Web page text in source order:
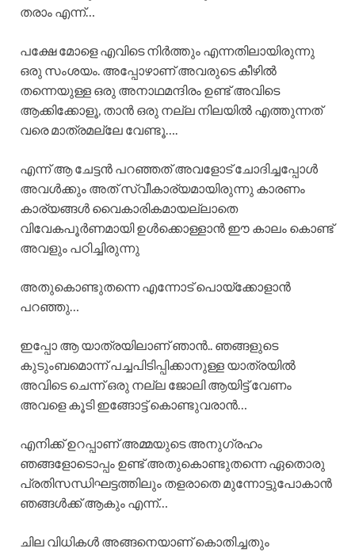
തരാം എന്ന്…
പക്ഷേ മോളെ എവിടെ നിർത്തും എന്നതിലായിരുന്നു
ഒരു സംശയം. അപ്പോഴാണ് അവരുടെ കീഴിൽ
തന്നെയുള്ള ഒരു അനാഥമന്ദിരം ഉണ്ട് അവിടെ
ആക്കിക്കോളൂ, താൻ ഒരു നല്ല നിലയിൽ എത്തുന്നത്
വരെ മാത്രമല്ലേ വേണ്ടൂ….
എന്ന് ആ ചേട്ടൻ പറഞ്ഞത് അവളോട് ചോദിച്ചപ്പോൾ
അവൾക്കും അത് സ്വീകാര്യമായിരുന്നു കാരണം
കാര്യങ്ങൾ വൈകാരികമായല്ലാതെ
വിവേകപൂർണമായി ഉൾക്കൊള്ളാൻ ഈ കാലം കൊണ്ട്
അവളും പഠിച്ചിരുന്നു
അതുകൊണ്ടുതന്നെ എന്നോട് പൊയ്ക്കോളാൻ
പറഞ്ഞു…
ഇപ്പോ ആ യാത്രയിലാണ് ഞാൻ.. ഞങ്ങളുടെ
കുടുംബമൊന്ന് പച്ചപിടിപ്പിക്കാനുള്ള യാത്രയിൽ
അവിടെ ചെന്ന് ഒരു നല്ല ജോലി ആയിട്ട് വേണം
അവളെ കൂടി ഇങ്ങോട്ട് കൊണ്ടുവരാൻ…
എനിക്ക് ഉറപ്പാണ് അമ്മയുടെ അനുഗ്രഹം
ഞങ്ങളോടൊപ്പം ഉണ്ട് അതുകൊണ്ടുതന്നെ ഏതൊരു
പ്രതിസന്ധിഘട്ടത്തിലും തളരാതെ മുന്നോട്ടുപോകാൻ
ഞങ്ങൾക്ക് ആകും എന്ന്…
ചില വിധികൾ അങ്ങനെയാണ് കൊതിച്ചതും